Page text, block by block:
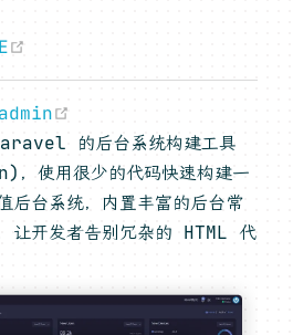
的后台系统构建工具
使用很少的代码快速构建一
后台系统，内置丰富的后台常
让开发者告别冗杂的 HTML 代